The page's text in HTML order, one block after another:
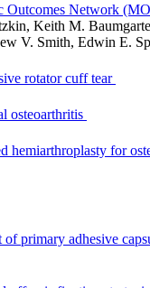
Outcomes Network
Keith M.
V. Smith, Edwin E.
rotator cuff tear
osteoarthritis
hemiarthroplasty for
primary adhesive